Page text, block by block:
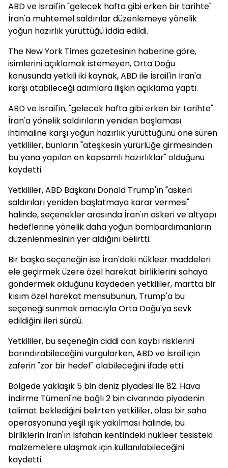
ABD ve İsrail'in "gelecek hafta gibi erken bir tarihte"
İran'a muhtemel saldırılar düzenlemeye yönelik
yoğun hazırlık yürüttüğü iddia edildi.
The New York Times gazetesinin haberine göre,
isimlerini açıklamak istemeyen, Orta Doğu
konusunda yetkili iki kaynak, ABD ile İsrail'in İran'a
karşı atabileceği adımlara ilişkin açıklama yaptı.
ABD ve İsrail'in, "gelecek hafta gibi erken bir tarihte"
İran'a yönelik saldırıların yeniden başlaması
ihtimaline karşı yoğun hazırlık yürüttüğünü öne süren
yetkililer, bunların "ateşkesin yürürlüğe girmesinden
bu yana yapılan en kapsamlı hazırlıklar" olduğunu
kaydetti.
Yetkililer, ABD Başkanı Donald Trump'ın "askeri
saldırıları yeniden başlatmaya karar vermesi"
halinde, seçenekler arasında İran'ın askeri ve altyapı
hedeflerine yönelik daha yoğun bombardımanların
düzenlenmesinin yer aldığını belirtti.
Bir başka seçeneğin ise İran'daki nükleer maddeleri
ele geçirmek üzere özel harekat birliklerini sahaya
göndermek olduğunu kaydeden yetkililer, martta bir
kısım özel harekat mensubunun, Trump'a bu
seçeneği sunmak amacıyla Orta Doğu'ya sevk
edildiğini ileri sürdü.
Yetkililer, bu seçeneğin ciddi can kaybı risklerini
barındırabileceğini vurgularken, ABD ve İsrail için
zaferin "zor bir hedef" olabileceğini ifade etti.
Bölgede yaklaşık 5 bin deniz piyadesi ile 82. Hava
İndirme Tümeni'ne bağlı 2 bin civarında piyadenin
talimat beklediğini belirten yetkililer, olası bir saha
operasyonuna yeşil ışık yakılması halinde, bu
birliklerin İran'ın İsfahan kentindeki nükleer tesisteki
malzemelere ulaşmak için kullanılabileceğini
kaydetti.